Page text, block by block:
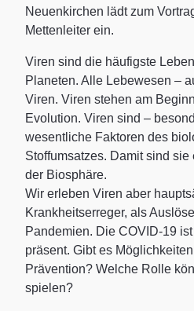
Neuenkirchen lädt zum
Mettenleiter ein.
Viren sind die häufigste
Planeten. Alle Lebewesen –
Viren. Viren stehen am
Evolution. Viren sind –
wesentliche Faktoren des
Stoffumsatzes. Damit sind sie
der Biosphäre.
Wir erleben Viren aber
Krankheitserreger, als
Pandemien. Die COVID-19
präsent. Gibt es
Prävention? Welche Rolle
spielen?